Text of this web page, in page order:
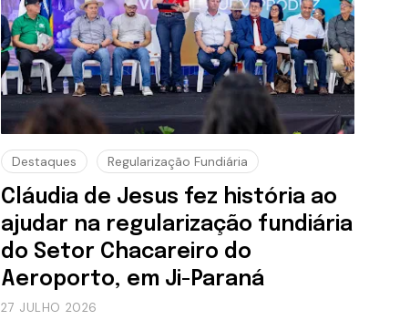
Destaques Regularização Fundiária
Cláudia de Jesus fez história ao
ajudar na regularização fundiária
do Setor Chacareiro do
Aeroporto, em Ji-Paraná
27 JULHO 2026